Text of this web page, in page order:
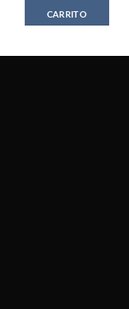
CARRITO